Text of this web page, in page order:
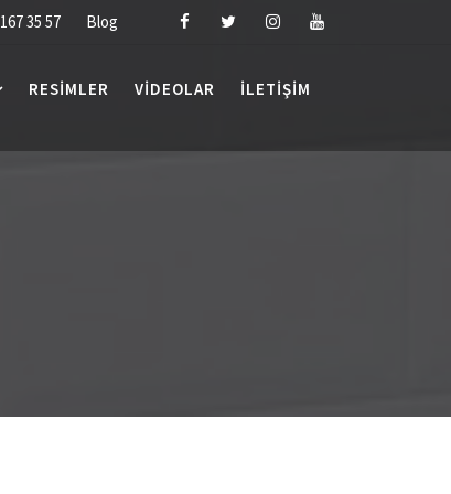
35 57 Blog
RESIMLER VIDEOLAR İLETIŞIM